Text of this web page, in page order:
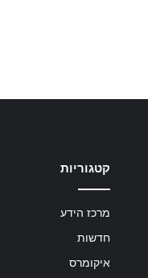
קטגוריות
מרכז הידע
חדשות
איקומרס